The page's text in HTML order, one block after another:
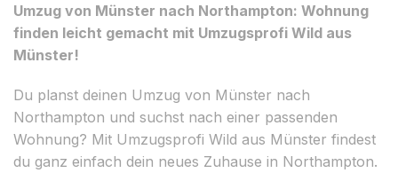
Umzug von Münster nach Northampton: Wohnung
finden leicht gemacht mit Umzugsprofi Wild aus
Münster!
Du planst deinen Umzug von Münster nach
Northampton und suchst nach einer passenden
Wohnung? Mit Umzugsprofi Wild aus Münster findest
du ganz einfach dein neues Zuhause in Northampton.